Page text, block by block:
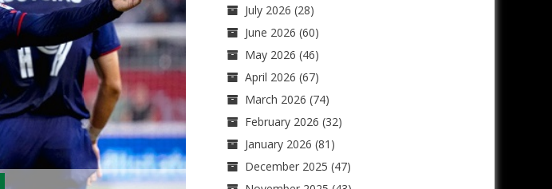
July 2026 (28)
June 2026 (60)
May 2026 (46)
April 2026 (67)
March 2026 (74)
February 2026 (32)
January 2026 (81)
December 2025 (47)